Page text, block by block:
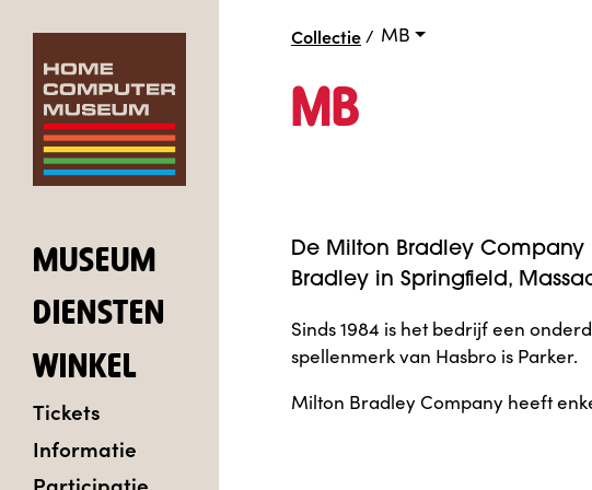
MUSEUM
DIENSTEN
WINKEL
Tickets
Informatie
Collectie / MB
MB
De Milton Bradley Company
Bradley in Springfield,
Sinds 1984 is het bedrijf een
spellenmerk van Hasbro is Parker.
Milton Bradley Company heeft